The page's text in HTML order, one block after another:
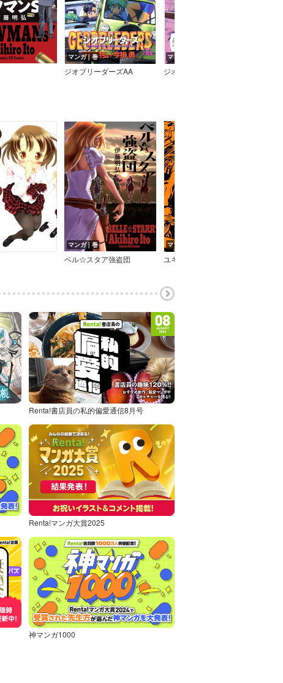
マンガ｜巻
ジオブリーダーズAA
マンガ｜巻
ジオブリーダーズ
マンガ｜巻
ベル☆スタア強盗団
マンガ｜巻
ユキオ
Renta!書店員の私的偏愛通信8月号
Renta!マンガ大賞2025
神マンガ1000